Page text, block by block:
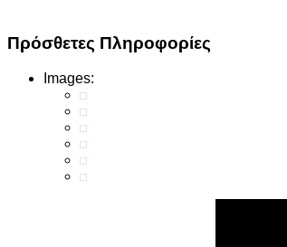
Πρόσθετες Πληροφορίες
Images: